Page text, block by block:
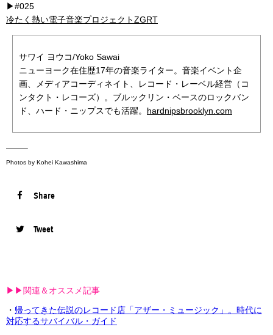
▶︎#025
冷たく熱い電子音楽プロジェクトZGRT
サワイ ヨウコ/Yoko Sawai
ニューヨーク在住歴17年の音楽ライター。音楽イベント企
画、メディアコーディネイト、レコード・レーベル経営（コ
ンタクト・レコーズ）。ブルックリン・ベースのロックバン
ド、ハード・ニップスでも活躍。 hardnipsbrooklyn.com
——–
Photos by Kohei Kawashima
Share
Tweet
▶︎▶︎関連＆オススメ記事
・ 帰ってきた伝説のレコード店「アザー・ミュージック」。時代に
対応するサバイバル・ガイド